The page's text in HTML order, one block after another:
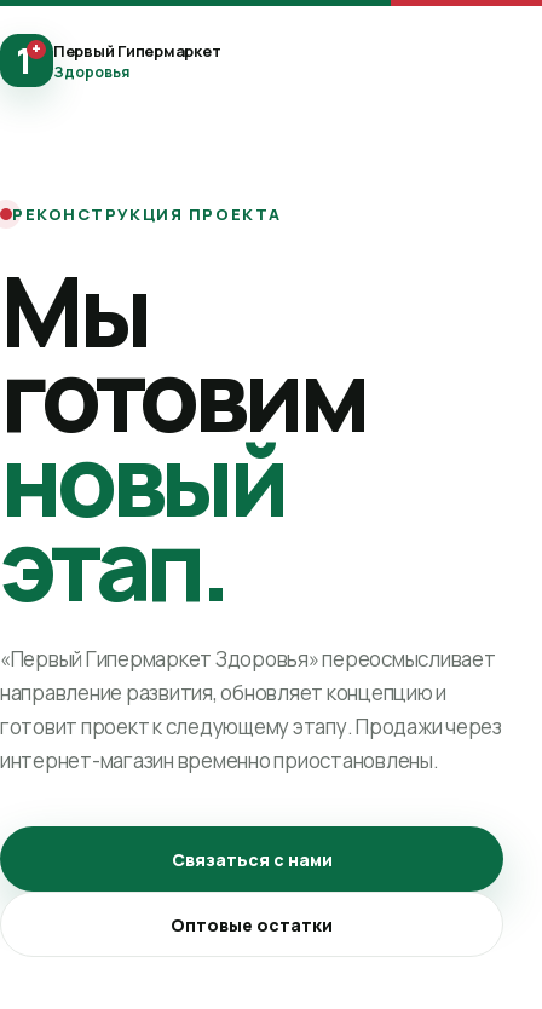
1+ Первый Гипермаркет
Здоровья
РЕКОНСТРУКЦИЯ ПРОЕКТА
Мы
готовим
новый
этап.
«Первый Гипермаркет Здоровья» переосмысливает
направление развития, обновляет концепцию и
готовит проект к следующему этапу. Продажи через
интернет-магазин временно приостановлены.
Связаться с нами
Оптовые остатки